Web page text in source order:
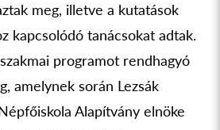
meg, illetve a kutatások
kapcsolódó tanácsokat adtak.
programot rendhagyó
amelynek során Lezsák
Alapítvány elnöke